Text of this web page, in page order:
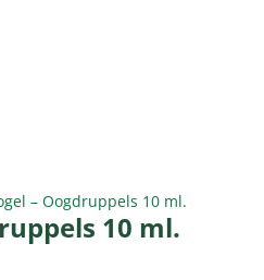
– Oogdruppels 10 ml.
10 ml.